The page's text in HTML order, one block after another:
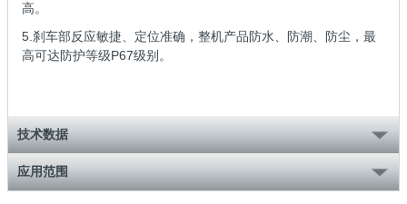
高。
5.刹车部反应敏捷、定位准确，整机产品防水、防潮、防尘，最
高可达防护等级P67级别。
技术数据
应用范围